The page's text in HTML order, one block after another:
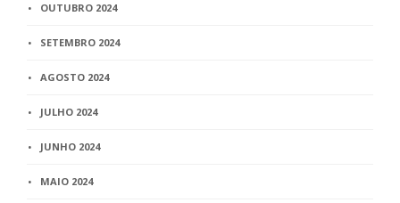
OUTUBRO 2024
SETEMBRO 2024
AGOSTO 2024
JULHO 2024
JUNHO 2024
MAIO 2024